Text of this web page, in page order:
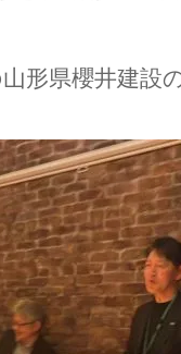
形県櫻井建設